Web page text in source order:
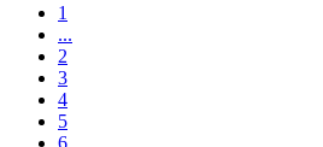
1
...
2
3
4
5
6